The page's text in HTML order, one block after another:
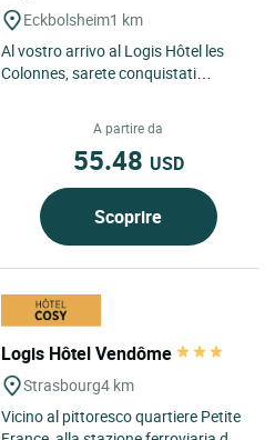
Eckbolsheim1 km
Al vostro arrivo al Logis Hôtel les
Colonnes, sarete conquistati
A partire da
55.48 USD
Scoprire
Logis Hôtel Vendôme
Strasbourg4 km
Vicino al pittoresco quartiere Petite